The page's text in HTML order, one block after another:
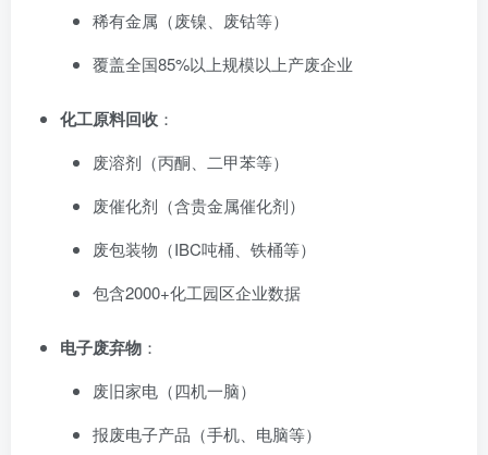
稀有金属（废镍、废钴等）
覆盖全国85%以上规模以上产废企业
化工原料回收 ：
废溶剂（丙酮、二甲苯等）
废催化剂（含贵金属催化剂）
废包装物（IBC吨桶、铁桶等）
包含2000+化工园区企业数据
电子废弃物 ：
废旧家电（四机一脑）
报废电子产品（手机、电脑等）